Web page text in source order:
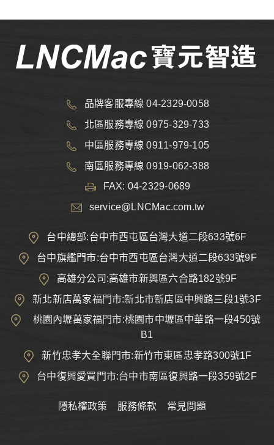
品牌客服專線 04-2329-0058
北區服務專線 0975-329-733
中區服務專線 0911-979-105
南區服務專線 0919-062-388
FAX: 04-2329-0689
service@LNCMac.com.tw
台中總部:台中市西屯區台灣大道二段633號6F
台中旗艦門市:台中市西屯區台灣大道二段633號9F
高雄分公司:高雄市新興區六合路182號9F
新北新店萬家福門市:新北市新店區中興路三段1號3F
桃園內壢萬家福門市:桃園市中壢區中華路一段450號
B1
新竹忠孝大全聯門市:新竹市東區忠孝路300號1F
台中復興愛買門市:台中市南區復興路一段359號2F
隱私權政策 服務條款 常見問題